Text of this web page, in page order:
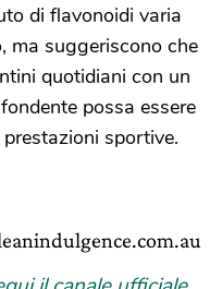
di flavonoidi varia
ma suggeriscono che
quotidiani con un
possa essere
sportive.